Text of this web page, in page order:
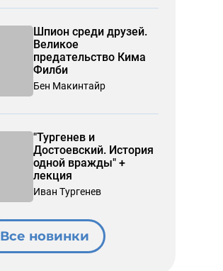
Шпион среди друзей.
Великое
предательство Кима
Филби
Бен Макинтайр
"Тургенев и
Достоевский. История
одной вражды" +
лекция
Иван Тургенев
Все новинки